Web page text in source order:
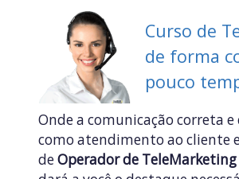
Curso de
de forma
pouco
Onde a comunicação correta
como atendimento ao cliente
deOperador de TeleMarketing